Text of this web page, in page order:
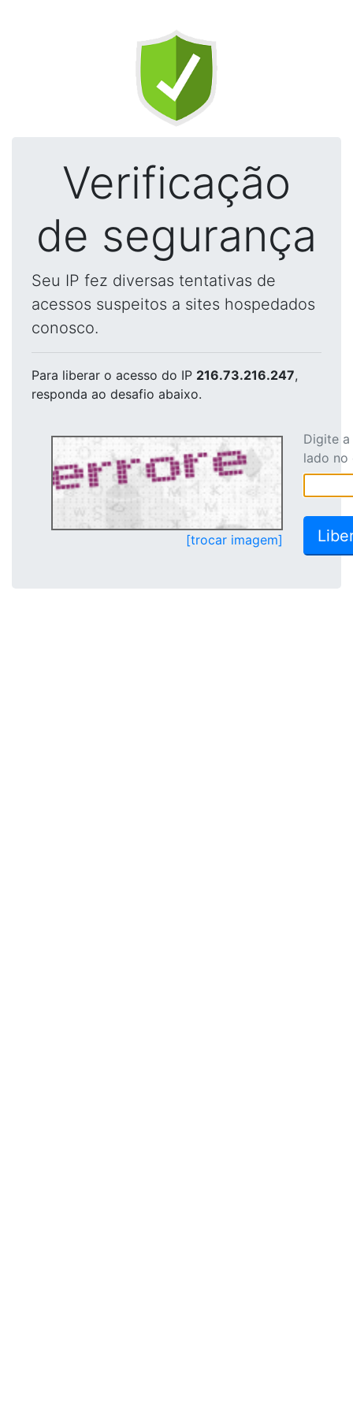
Verificação
de segurança
Seu IP fez diversas tentativas de
acessos suspeitos a sites hospedados
conosco.
Para liberar o acesso do IP 216.73.216.247,
responda ao desafio abaixo.
[trocar imagem]
Digite
lado no